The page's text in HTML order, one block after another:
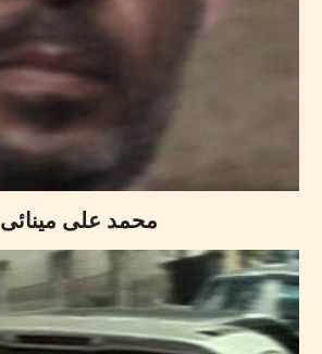
محمد علی مینائی